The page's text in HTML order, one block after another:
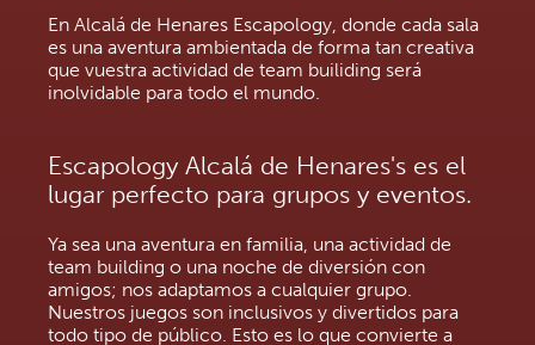
En Alcalá de Henares Escapology, donde cada sala
es una aventura ambientada de forma tan creativa
que vuestra actividad de team builiding será
inolvidable para todo el mundo.
Escapology Alcalá de Henares's es el
lugar perfecto para grupos y eventos.
Ya sea una aventura en familia, una actividad de
team building o una noche de diversión con
amigos; nos adaptamos a cualquier grupo.
Nuestros juegos son inclusivos y divertidos para
todo tipo de público. Esto es lo que convierte a